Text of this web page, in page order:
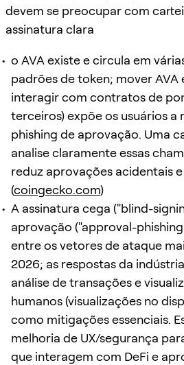
devem se preocupar com
assinatura clara
o AVA existe e circula em
padrões de token; mover AVA
interagir com contratos de
terceiros) expõe os usuários
phishing de aprovação. Uma
analise claramente essas
reduz aprovações acidentais
(coingecko.com)
A assinatura cega ("blind-
aprovação ("approval-
entre os vetores de ataque
2026; as respostas da
análise de transações e
humanos (visualizações no
como mitigações essenciais.
melhoria de UX/segurança
que interagem com DeFi e